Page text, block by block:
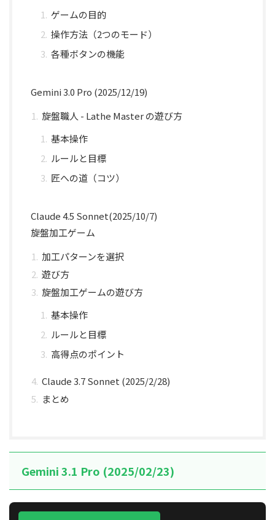
ゲームの目的
操作方法（2つのモード）
各種ボタンの機能
Gemini 3.0 Pro (2025/12/19)
旋盤職人 - Lathe Master の遊び方
基本操作
ルールと目標
匠への道（コツ）
Claude 4.5 Sonnet(2025/10/7)
旋盤加工ゲーム
加工パターンを選択
遊び方
旋盤加工ゲームの遊び方
基本操作
ルールと目標
高得点のポイント
Claude 3.7 Sonnet (2025/2/28)
まとめ
Gemini 3.1 Pro (2025/02/23)